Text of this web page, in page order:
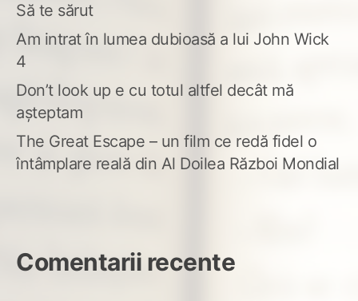
Să te sărut
Am intrat în lumea dubioasă a lui John Wick
4
Don’t look up e cu totul altfel decât mă
așteptam
The Great Escape – un film ce redă fidel o
întâmplare reală din Al Doilea Război Mondial
Comentarii recente